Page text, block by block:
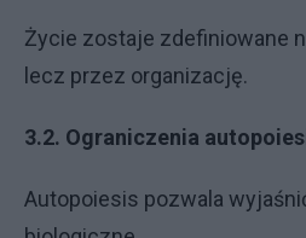
Życie zostaje zdefiniowane
lecz przez organizację.
3.2. Ograniczenia
Autopoiesis pozwala